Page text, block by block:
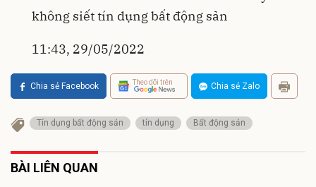
không siết tín dụng bất động sản
11:43, 29/05/2022
Chia sẻ Facebook Theo dõi trên Chia sẻ Zalo
Tín dụng bất động sản tín dụng Bất động sản
BÀI LIÊN QUAN